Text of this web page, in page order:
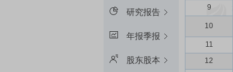
研究报告
年报季报
股东股本
9
10
11
12